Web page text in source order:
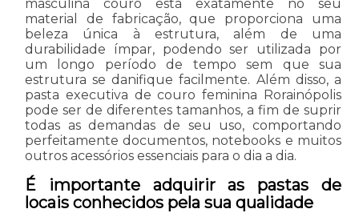
masculina couro está exatamente no seu
material de fabricação, que proporciona uma
beleza única à estrutura, além de uma
durabilidade ímpar, podendo ser utilizada por
um longo período de tempo sem que sua
estrutura se danifique facilmente. Além disso, a
pasta executiva de couro feminina Rorainópolis
pode ser de diferentes tamanhos, a fim de suprir
todas as demandas de seu uso, comportando
perfeitamente documentos, notebooks e muitos
outros acessórios essenciais para o dia a dia.
É importante adquirir as pastas de
locais conhecidos pela sua qualidade